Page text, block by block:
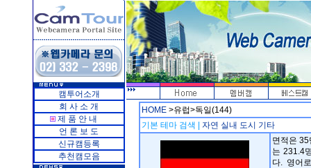
캠투어소개
회 사 소 개
제 품 안 내
언 론 보 도
신규캠등록
추천캠모음
HOME>유럽>독일(144)
기본 테마 검색 |
자연 실내 도시
기타
면적은
는 231.4
다. 영어